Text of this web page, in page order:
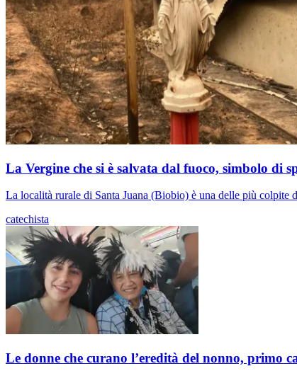
La Vergine che si è salvata dal fuoco, simbolo di
La località rurale di Santa Juana (Biobio) è una delle più colpite
catechista
Le donne che curano l’eredità del nonno, primo